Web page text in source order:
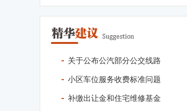
关于公布公汽部分公交线路
小区车位服务收费标准问题
补缴出让金和住宅维修基金